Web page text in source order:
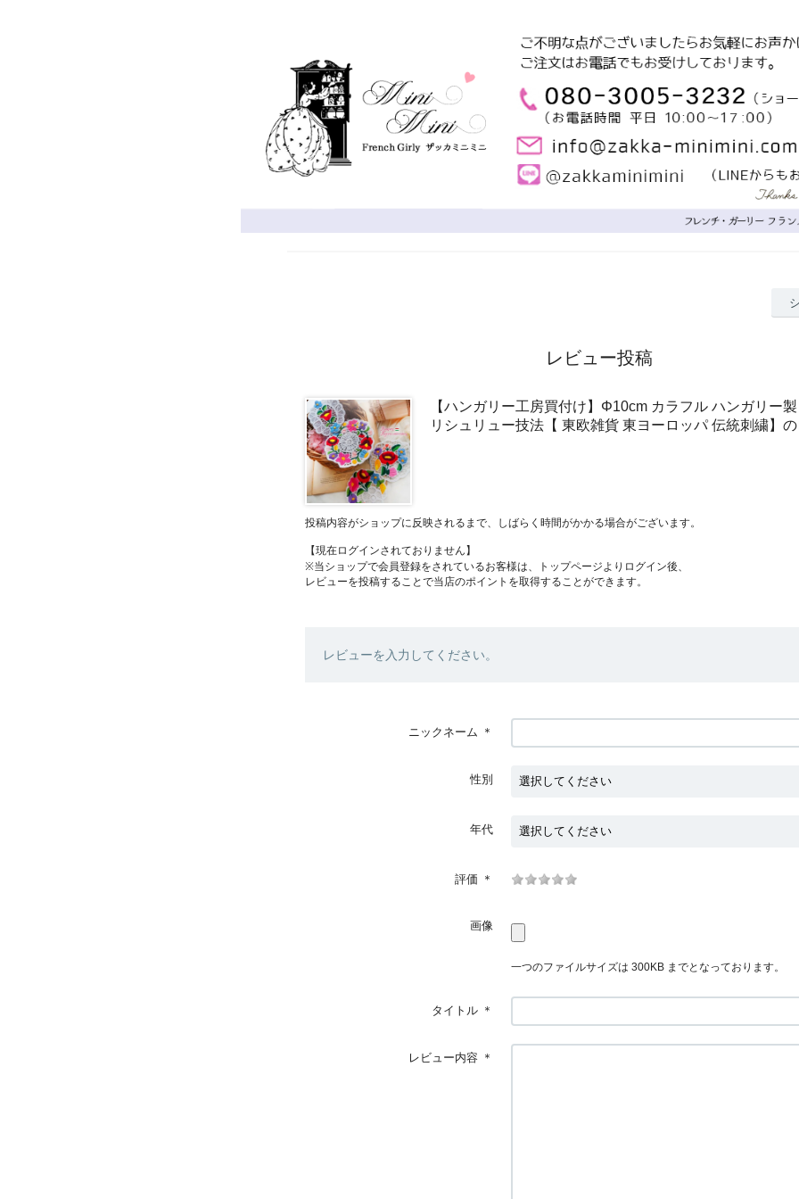
レビュー投稿
【ハンガリー工房買付け】Φ10cm カラフル ハンガリー
リシュリュー技法【 東欧雑貨 東ヨーロッパ 伝統刺繍】
投稿内容がショップに反映されるまで、しばらく時間がかかる場合がございます。
【現在ログインされておりません】
※当ショップで会員登録をされているお客様は、トップページよりログイン後、
レビューを投稿することで当店のポイントを取得することができます。
レビューを入力してください。
ニックネーム ＊
性別
年代
評価 ＊
画像
一つのファイルサイズは 300KB までとなっております。
タイトル ＊
レビュー内容 ＊